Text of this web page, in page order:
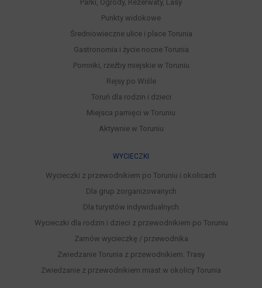
Parki, Ogrody, Rezerwaty, Lasy
Punkty widokowe
Średniowieczne ulice i place Torunia
Gastronomia i życie nocne Torunia
Pomniki, rzeźby miejskie w Toruniu
Rejsy po Wiśle
Toruń dla rodzin i dzieci
Miejsca pamięci w Toruniu
Aktywnie w Toruniu
WYCIECZKI
Wycieczki z przewodnikiem po Toruniu i okolicach
Dla grup zorganizowanych
Dla turystów indywidualnych
Wycieczki dla rodzin i dzieci z przewodnikiem po Toruniu
Zamów wycieczkę / przewodnika
Zwiedzanie Torunia z przewodnikiem. Trasy
Zwiedzanie z przewodnikiem miast w okolicy Torunia